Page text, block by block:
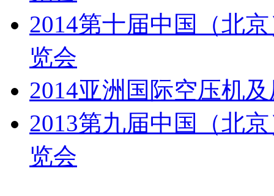
2014第十届中国（北
览会
2014亚洲国际空压机
2013第九届中国（北
览会